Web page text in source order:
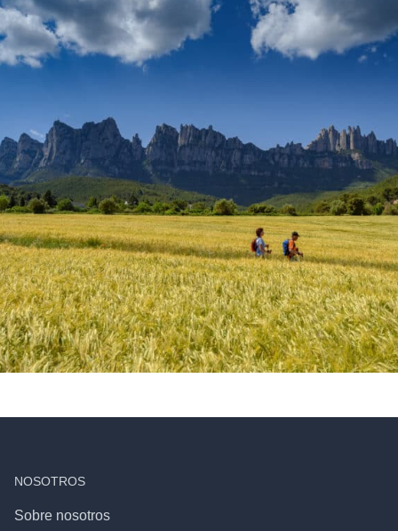
NOSOTROS
Sobre nosotros